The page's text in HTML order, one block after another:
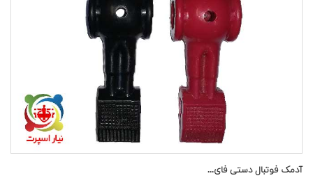
آدمک فوتبال دستی فای...